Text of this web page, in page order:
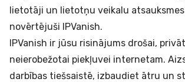
lietotāji un lietotņu veikalu
novērtējuši IPVanish.
IPVanish ir jūsu risinājums drošai,
neierobežotai piekļuvei internetam.
darbības tiešsaistē, izbaudiet ātru un